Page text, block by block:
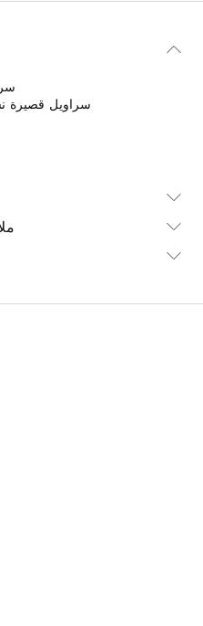
سراويل قصيرة